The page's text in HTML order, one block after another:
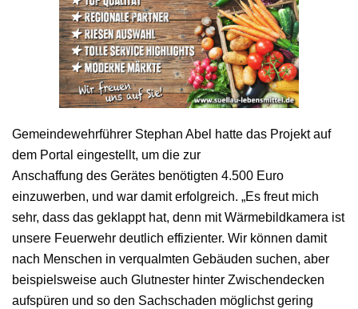
Gemeindewehrführer Stephan Abel hatte das Projekt auf
dem Portal eingestellt, um die zur
Anschaffung des Gerätes benötigten 4.500 Euro
einzuwerben, und war damit erfolgreich. „Es freut mich
sehr, dass das geklappt hat, denn mit Wärmebildkamera ist
unsere Feuerwehr deutlich effizienter. Wir können damit
nach Menschen in verqualmten Gebäuden suchen, aber
beispielsweise auch Glutnester hinter Zwischendecken
aufspüren und so den Sachschaden möglichst gering